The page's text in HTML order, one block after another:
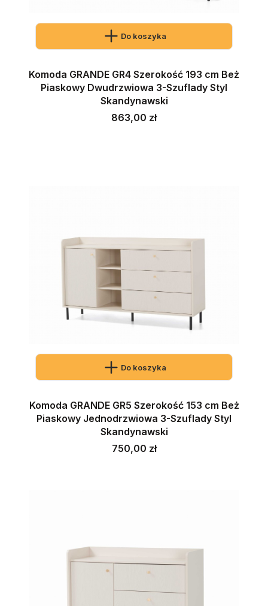
Do koszyka
Komoda GRANDE GR4 Szerokość 193 cm Beż
Piaskowy Dwudrzwiowa 3-Szuflady Styl
Skandynawski
Cena
863,00 zł
Do koszyka
Komoda GRANDE GR5 Szerokość 153 cm Beż
Piaskowy Jednodrzwiowa 3-Szuflady Styl
Skandynawski
Cena
750,00 zł